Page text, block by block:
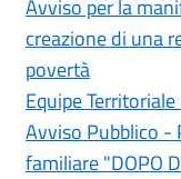
Avviso per la
creazione di una
povertà
Equipe
Avviso Pubblico -
familiare "DOPO